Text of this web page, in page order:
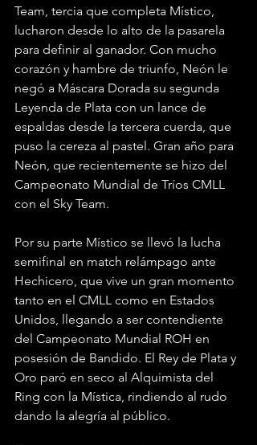
Team, tercia que completa Místico,
lucharon desde lo alto de la pasarela
para definir al ganador. Con mucho
corazón y hambre de triunfo, Neón le
negó a Máscara Dorada su segunda
Leyenda de Plata con un lance de
espaldas desde la tercera cuerda, que
puso la cereza al pastel. Gran año para
Neón, que recientemente se hizo del
Campeonato Mundial de Tríos CMLL
con el Sky Team.
Por su parte Místico se llevó la lucha
semifinal en match relámpago ante
Hechicero, que vive un gran momento
tanto en el CMLL como en Estados
Unidos, llegando a ser contendiente
del Campeonato Mundial ROH en
posesión de Bandido. El Rey de Plata y
Oro paró en seco al Alquimista del
Ring con la Mística, rindiendo al rudo
dando la alegría al público.